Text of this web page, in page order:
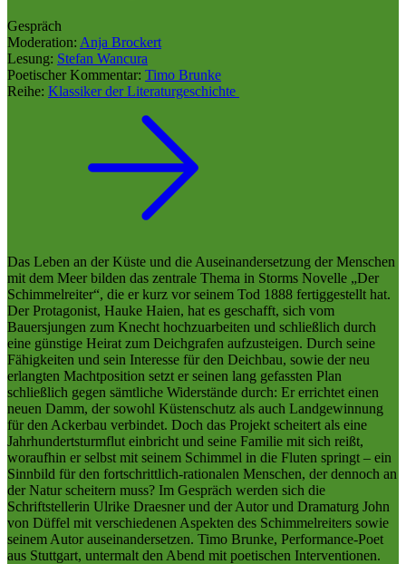
Gespräch
Moderation: Anja Brockert
Lesung: Stefan Wancura
Poetischer Kommentar: Timo Brunke
Reihe: Klassiker der Literaturgeschichte
Das Leben an der Küste und die Auseinandersetzung der Menschen
mit dem Meer bilden das zentrale Thema in Storms Novelle „Der
Schimmelreiter“, die er kurz vor seinem Tod 1888 fertiggestellt hat.
Der Protagonist, Hauke Haien, hat es geschafft, sich vom
Bauersjungen zum Knecht hochzuarbeiten und schließlich durch
eine günstige Heirat zum Deichgrafen aufzusteigen. Durch seine
Fähigkeiten und sein Interesse für den Deichbau, sowie der neu
erlangten Machtposition setzt er seinen lang gefassten Plan
schließlich gegen sämtliche Widerstände durch: Er errichtet einen
neuen Damm, der sowohl Küstenschutz als auch Landgewinnung
für den Ackerbau verbindet. Doch das Projekt scheitert als eine
Jahrhundertsturmflut einbricht und seine Familie mit sich reißt,
woraufhin er selbst mit seinem Schimmel in die Fluten springt – ein
Sinnbild für den fortschrittlich-rationalen Menschen, der dennoch an
der Natur scheitern muss? Im Gespräch werden sich die
Schriftstellerin Ulrike Draesner und der Autor und Dramaturg John
von Düffel mit verschiedenen Aspekten des Schimmelreiters sowie
seinem Autor auseinandersetzen. Timo Brunke, Performance-Poet
aus Stuttgart, untermalt den Abend mit poetischen Interventionen.